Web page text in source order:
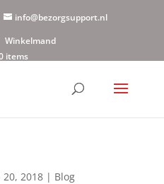
info@bezorgsupport.nl
Winkelmand
items
20, 2018| Blog